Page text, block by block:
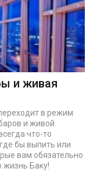
и живая
в режим
и живой
что-то
бы выпить или
вам обязательно
жизнь Баку!